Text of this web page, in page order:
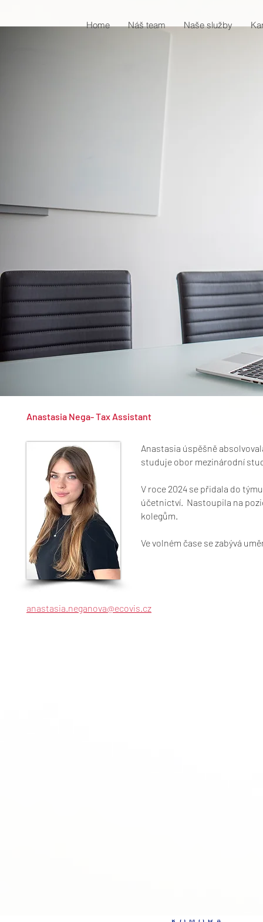
Home Náš team Naše služby
Anastasia Nega- Tax Assistant
Anastasia úspěšně
studuje obor mezinárodní
V roce 2024 se přidala do
účetnictví. Nastoupila na
kolegům.
Ve volném čase se zabývá
anastasia.neganova@ecovis.cz